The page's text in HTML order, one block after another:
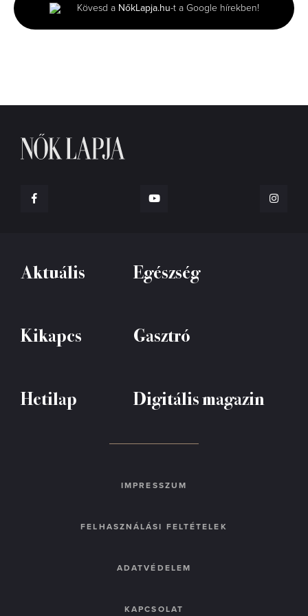
6
seconds
Kövesd a NőkLapja.hu-t a Google hírekben!
Aktuális Egészség
Kikapcs Gasztró
Hetilap Digitális magazin
IMPRESSZUM
FELHASZNÁLÁSI FELTÉTELEK
ADATVÉDELEM
KAPCSOLAT